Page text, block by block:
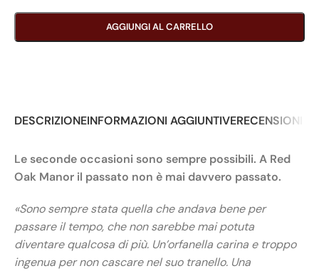
AGGIUNGI AL CARRELLO
DESCRIZIONEINFORMAZIONI AGGIUNTIVERECENSIONI
Le seconde occasioni sono sempre possibili. A Red
Oak Manor il passato non è mai davvero passato.
«Sono sempre stata quella che andava bene per
passare il tempo, che non sarebbe mai potuta
diventare qualcosa di più. Un’orfanella carina e troppo
ingenua per non cascare nel suo tranello. Una